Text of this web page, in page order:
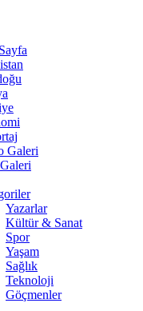
Galeri
Yazarlar
Kültür & Sanat
Spor
Yaşam
Sağlık
Teknoloji
Göçmenler